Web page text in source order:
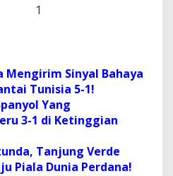
1
Mengirim Sinyal Bahaya
Tunisia 5-1!
Yang
3-1 di Ketinggian
Tanjung Verde
Piala Dunia Perdana!